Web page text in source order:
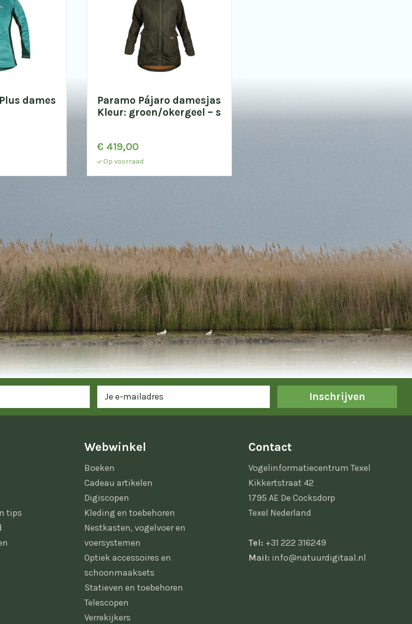
dames
Paramo Pájaro damesjas
Kleur: groen/okergeel – s
€ 419,00
Op voorraad
Inschrijven
tips
Webwinkel
Boeken
Cadeau artikelen
Digiscopen
Kleding en toebehoren
Nestkasten, vogelvoer en
voersystemen
Optiek accessoires en
schoonmaaksets
Statieven en toebehoren
Telescopen
Verrekijkers
Contact
Vogelinformatiecentrum Texel
Kikkertstraat 42
1795 AE De Cocksdorp
Texel Nederland
Tel: +31 222 316249
Mail: info@natuurdigitaal.nl